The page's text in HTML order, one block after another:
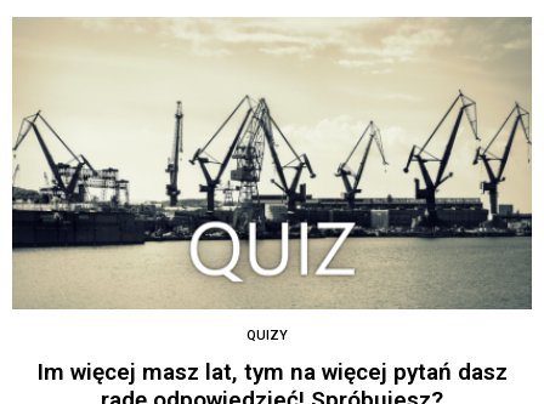
QUIZY
Im więcej masz lat, tym na więcej pytań dasz